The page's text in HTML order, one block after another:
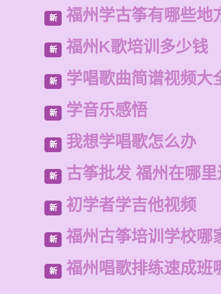
新 福州学古筝有哪些地
新 福州K歌培训多少钱
新 学唱歌曲简谱视频大
新 学音乐感悟
新 我想学唱歌怎么办
新 古筝批发 福州在哪
新 初学者学吉他视频
新 福州古筝培训学校哪
新 福州唱歌排练速成班